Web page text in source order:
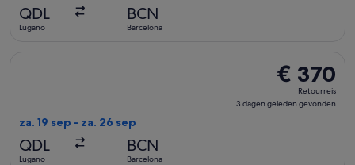
QDL
Lugano
BCN
Barcelona
€ 370
Retourreis,
3
€ 370
Retourreis
3 dagen geleden gevonden
za. 19 sep - za. 26 sep
QDL
Lugano
BCN
Barcelona